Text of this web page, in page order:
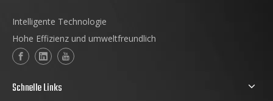
Intelligente Technologie
Hohe Effizienz und umweltfreundlich
Schnelle Links